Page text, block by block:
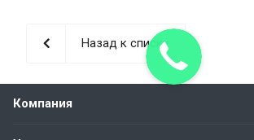
Назад к списку
Компания